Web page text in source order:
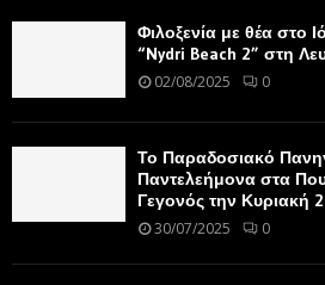
Φιλοξενία με θέα στο
“Nydri Beach 2” στη
02/08/2025 0
Το Παραδοσιακό
Παντελεήμονα στα
Γεγονός την Κυριακή
30/07/2025 0